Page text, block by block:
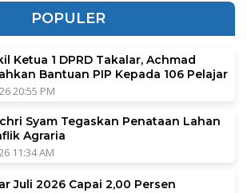
POPULER
Ketua 1 DPRD Takalar, Achmad
Bantuan PIP Kepada 106 Pelajar
20:55 PM
Syam Tegaskan Penataan Lahan
Agraria
11:34 AM
Juli 2026 Capai 2,00 Persen